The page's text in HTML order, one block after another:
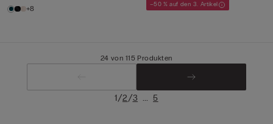
+8 –50 % auf den 3. Artikel
24 von 115 Produkten
1/2/3 ... 5